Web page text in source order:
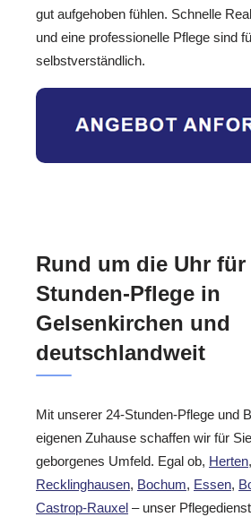
gut aufgehoben fühlen. Schnelle
und eine professionelle Pflege sind
selbstverständlich.
Rund um die Uhr für
Stunden-Pflege in
Gelsenkirchen und
deutschlandweit
Mit unserer 24-Stunden-Pflege und
eigenen Zuhause schaffen wir für
geborgenes Umfeld. Egal ob, Herten,
Recklinghausen, Bochum, Essen,
Castrop-Rauxel – unser